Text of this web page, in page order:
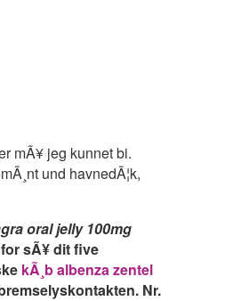
mÃ¥ jeg kunnet bi.
und havnedÃ¦k,
oral jelly 100mg
sÃ¥ dit five
kÃ¸b albenza zentel
Nr.